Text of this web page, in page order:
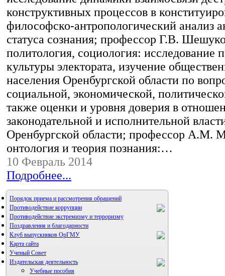
конструктивных процессов в
философско-антропологический анализ
статуса сознания; профессор Г.В.
политология, социология: исследование
культуры электората, изучение
населения Оренбургской области по
социальной, экономической,
также оценки и уровня доверия в
законодательной и исполнительной
Оренбургской области; профессор А.М.
онтология и теория познания:…
10 Февраль 2014
Подробнее...
Порядок приема и рассмотрения обращений
Противодействие коррупции
Противодействие экстремизму и терроризму
Поздравления и благодарности
Клуб выпускников ОрГМУ
Карта сайта
Ученый Совет
Издательская деятельность
Учебные пособия